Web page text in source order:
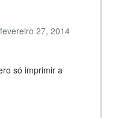
fevereiro 27, 2014
só imprimir a